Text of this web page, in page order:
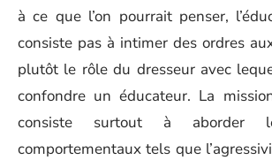
à ce que l’on pourrait penser,
consiste pas à intimer des ordres
plutôt le rôle du dresseur avec
confondre un éducateur. La
consiste surtout à aborder
comportementaux tels que